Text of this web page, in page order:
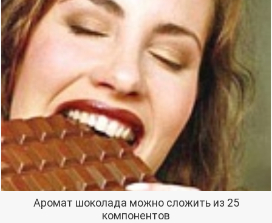
Аромат шоколада можно сложить из 25
компонентов